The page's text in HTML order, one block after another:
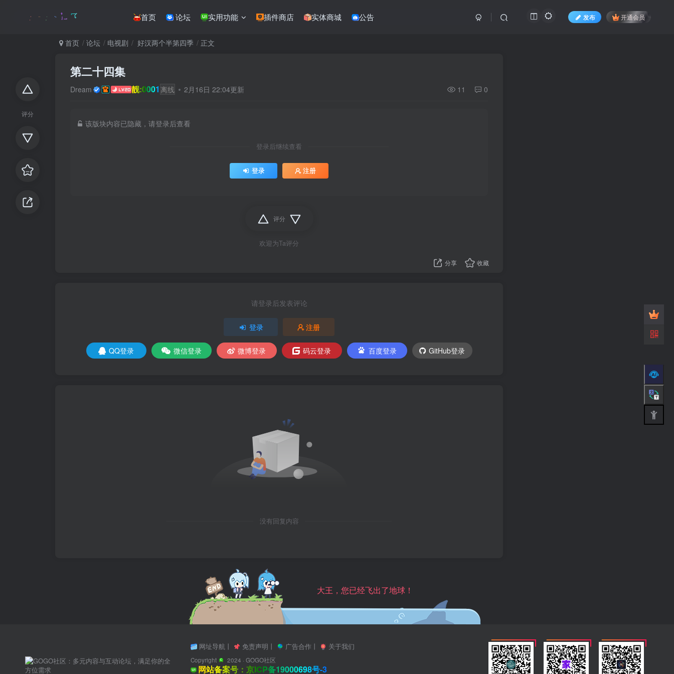
首页 论坛 实用功能 插件商店 实体商城 公告 发布 开通会员
评分
首页 论坛 电视剧 好汉两个半第四季 正文
第二十四集
Dream 靓:0001 离线 2月16日 22:04更新 11 0
该版块内容已隐藏，请登录后查看
登录后继续查看
登录 注册
评分
欢迎为Ta评分
分享 收藏
请登录后发表评论
登录 注册
QQ登录 微信登录 微博登录 码云登录 百度登录 GitHub登录
没有回复内容
大王，您已经飞出了地球！
网址导航 丨 免责声明 丨 广告合作 丨 关于我们
Copyright 2024 · GOGO社区
网站备案号：京ICP备19000698号-3